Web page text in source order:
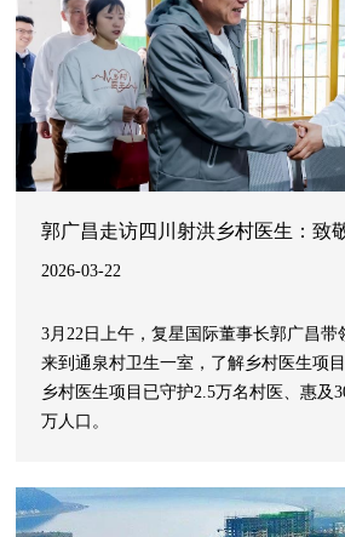
郭广昌走访四川射洪乡村医生：致
2026-03-22
3月22日上午，复星国际董事长郭广昌
来到通泉村卫生一室，了解乡村医生项
乡村医生项目已守护2.5万名村医、惠及
万人口。